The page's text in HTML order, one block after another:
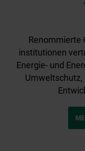
Renommierte
institutionen
Energie- und
Umweltschutz,